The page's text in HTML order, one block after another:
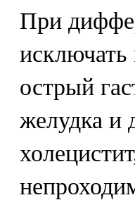
При
острый
желудка и